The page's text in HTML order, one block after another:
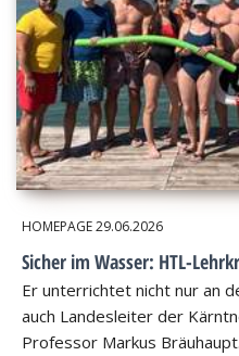
HOMEPAGE29.06.2026
Sicher im Wasser: HTL-
Er unterrichtet nicht nur an
auch Landesleiter der
Professor Markus